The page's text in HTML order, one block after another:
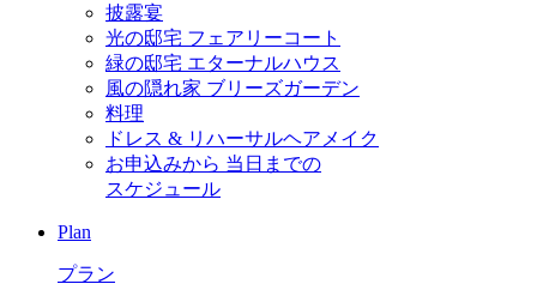
披露宴
光の邸宅 フェアリーコート
緑の邸宅 エターナルハウス
風の隠れ家 ブリーズガーデン
料理
ドレス & リハーサルヘアメイク
お申込みから 当日までの
スケジュール
Plan
プラン